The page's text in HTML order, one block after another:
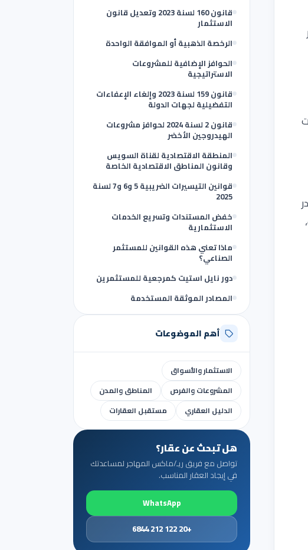
قانون 160 لسنة 2023 وتعديل قانون
الاستثمار
الرخصة الذهبية أو الموافقة الواحدة
الحوافز الإضافية للمشروعات
الاستراتيجية
قانون 159 لسنة 2023 وإلغاء الإعفاءات
التفضيلية لجهات الدولة
قانون 2 لسنة 2024 لحوافز مشروعات
الهيدروجين الأخضر
المنطقة الاقتصادية لقناة السويس
وقانون المناطق الاقتصادية الخاصة
قوانين التيسيرات الضريبية 5 و6 و7 لسنة
2025
خفض المستندات وتسريع الخدمات
الاستثمارية
ماذا تعني هذه القوانين للمستثمر
الصناعي؟
دور نايل استيت كمرجعية للمستثمرين
المصادر الموثقة المستخدمة
أهم الموضوعات
الاستثمار والأسواق
المشروعات والفرص
المناطق والمدن
الدليل العقاري
مستقبل العقارات
هل تبحث عن عقار؟
تواصل مع فريق ريـ/ماكس المهاجر لمساعدتك
في إيجاد العقار المناسب.
WhatsApp
+20 122 212 6844